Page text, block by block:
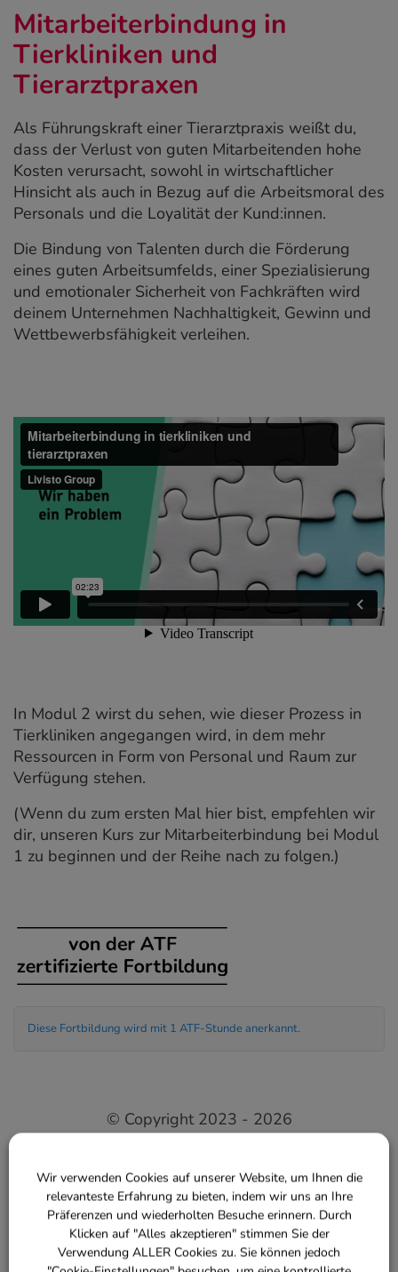
Mitarbeiterbindung in
Tierkliniken und
Tierarztpraxen
Als Führungskraft einer Tierarztpraxis weißt du,
dass der Verlust von guten Mitarbeitenden hohe
Kosten verursacht, sowohl in wirtschaftlicher
Hinsicht als auch in Bezug auf die Arbeitsmoral des
Personals und die Loyalität der Kund:innen.
Die Bindung von Talenten durch die Förderung
eines guten Arbeitsumfelds, einer Spezialisierung
und emotionaler Sicherheit von Fachkräften wird
deinem Unternehmen Nachhaltigkeit, Gewinn und
Wettbewerbsfähigkeit verleihen.
In Modul 2 wirst du sehen, wie dieser Prozess in
Tierkliniken angegangen wird, in dem mehr
Ressourcen in Form von Personal und Raum zur
Verfügung stehen.
(Wenn du zum ersten Mal hier bist, empfehlen wir
dir, unseren Kurs zur Mitarbeiterbindung bei Modul
1 zu beginnen und der Reihe nach zu folgen.)
Diese Fortbildung wird mit 1 ATF-Stunde anerkannt.
© Copyright 2023 - 2026
Wir verwenden Cookies auf unserer Website, um Ihnen die
relevanteste Erfahrung zu bieten, indem wir uns an Ihre
Präferenzen und wiederholten Besuche erinnern. Durch
Klicken auf "Alles akzeptieren" stimmen Sie der
Verwendung ALLER Cookies zu. Sie können jedoch